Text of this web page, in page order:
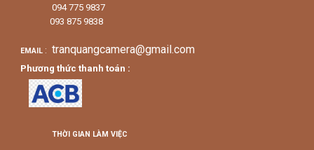
094 775 9837
093 875 9838
EMAIL : tranquangcamera@gmail.com
Phương thức thanh toán :
THỜI GIAN LÀM VIỆC